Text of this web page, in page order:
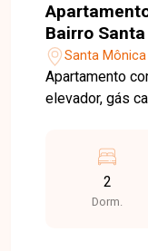
Bairro
MGSanta
Apartamento
elevador, gás
2
Dorm.